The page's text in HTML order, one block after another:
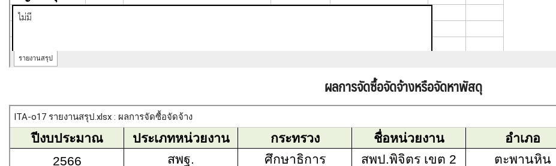
ผลการจัดซื้อจัดจ้างหรือจัดหาพัสดุ